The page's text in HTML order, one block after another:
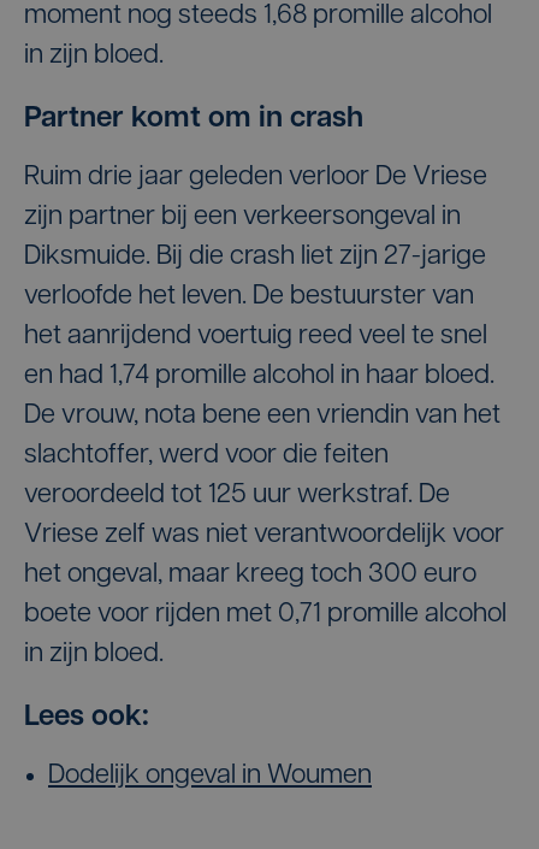
moment nog steeds 1,68 promille alcohol
in zijn bloed.
Partner komt om in crash
Ruim drie jaar geleden verloor De Vriese
zijn partner bij een verkeersongeval in
Diksmuide. Bij die crash liet zijn 27-jarige
verloofde het leven. De bestuurster van
het aanrijdend voertuig reed veel te snel
en had 1,74 promille alcohol in haar bloed.
De vrouw, nota bene een vriendin van het
slachtoffer, werd voor die feiten
veroordeeld tot 125 uur werkstraf. De
Vriese zelf was niet verantwoordelijk voor
het ongeval, maar kreeg toch 300 euro
boete voor rijden met 0,71 promille alcohol
in zijn bloed.
Lees ook:
Dodelijk ongeval in Woumen